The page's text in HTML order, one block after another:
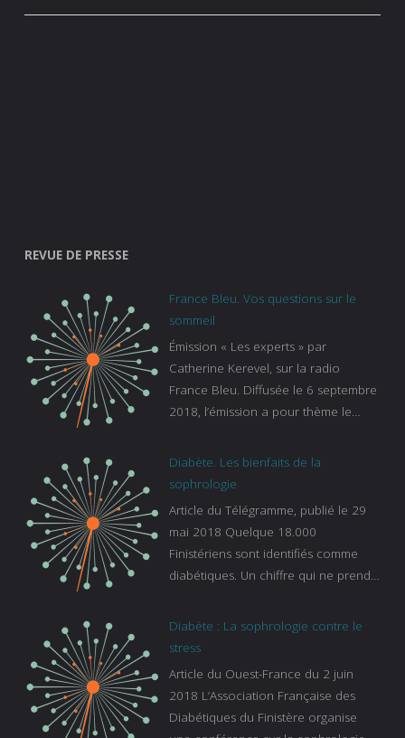
REVUE DE PRESSE
France Bleu. Vos questions sur le
sommeil
Émission « Les experts » par
Catherine Kerevel, sur la radio
France Bleu. Diffusée le 6 septembre
2018, l’émission a pour thème le
bleu :
https://www.francebleu.fr/emissions/l
sur-le-sommeil
Diabète. Les bienfaits de la
sophrologie
Article du Télégramme, publié le 29
mai 2018 Quelque 18.000
Finistériens sont identifiés comme
diabétiques. Un chiffre qui ne prend
s’ignorent. « C’est une pathologie qui
continue à augmenter, souligne
de la Caisse primaire d’assurance-
maladie. C’est aussi une pathologie
qui peut être handicapante et coûte
Diabète : La sophrologie contre le
stress
Article du Ouest-France du 2 juin
2018 L’Association Française des
Diabétiques du Finistère organise